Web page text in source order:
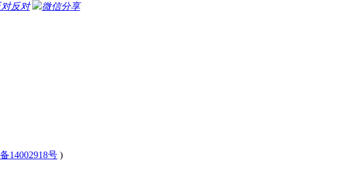
反对
微信分享
14002918号 )